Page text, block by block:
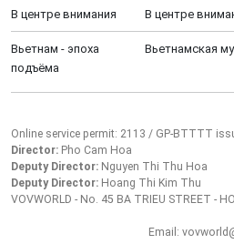
В центре внимания В центре
Вьетнам - эпоха
подъёма
Вьетнамская
Online service permit: 2113 / GP-BTTTT
Director: Pho Cam Hoa
Deputy Director: Nguyen Thi Thu Hoa
Deputy Director: Hoang Thi Kim Thu
VOVWORLD - No. 45 BA TRIEU STREET -
Email: